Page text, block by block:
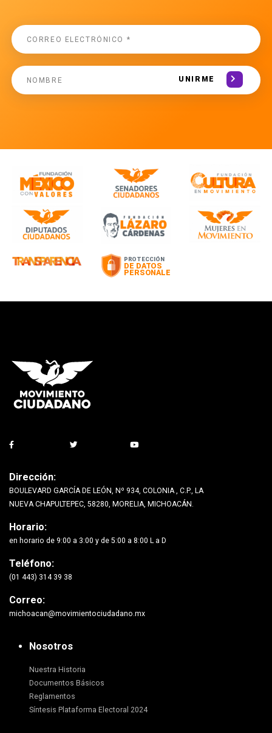
UNIRME
Dirección:
BOULEVARD GARCÍA DE LEÓN, Nº 934, COLONIA , C.P., LA
NUEVA CHAPULTEPEC, 58280, MORELIA, MICHOACÁN.
Horario:
en horario de 9:00 a 3:00 y de 5:00 a 8:00 L a D
Teléfono:
(01 443) 314 39 38
Correo:
michoacan@movimientociudadano.mx
Nosotros
Nuestra Historia
Documentos Básicos
Reglamentos
Síntesis Plataforma Electoral 2024